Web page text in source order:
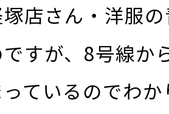
店さん・洋服
すが、8号線か
っているのでわ